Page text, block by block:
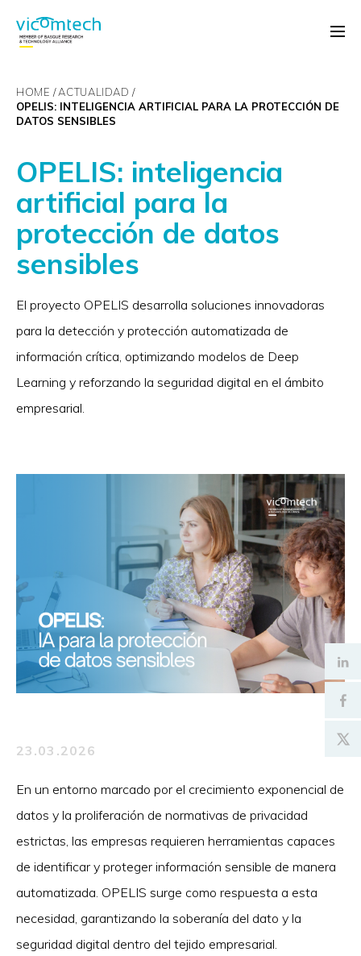
HOME
ACTUALIDAD
OPELIS: INTELIGENCIA ARTIFICIAL PARA LA PROTECCIÓN DE
DATOS SENSIBLES
OPELIS: inteligencia
artificial para la
protección de datos
sensibles
El proyecto OPELIS desarrolla soluciones innovadoras
para la detección y protección automatizada de
información crítica, optimizando modelos de Deep
Learning y reforzando la seguridad digital en el ámbito
empresarial.
23.03.2026
En un entorno marcado por el crecimiento exponencial de
datos y la proliferación de normativas de privacidad
estrictas, las empresas requieren herramientas capaces
de identificar y proteger información sensible de manera
automatizada. OPELIS surge como respuesta a esta
necesidad, garantizando la soberanía del dato y la
seguridad digital dentro del tejido empresarial.